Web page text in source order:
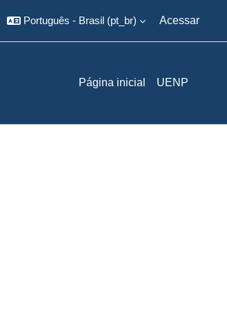
Português - Brasil ‎(pt_br)‎ Acessar
Página inicial UENP